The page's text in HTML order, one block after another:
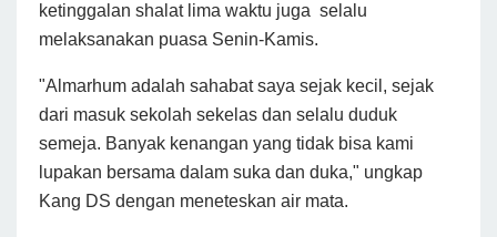
ketinggalan shalat lima waktu juga selalu
melaksanakan puasa Senin-Kamis.
"Almarhum adalah sahabat saya sejak kecil, sejak
dari masuk sekolah sekelas dan selalu duduk
semeja. Banyak kenangan yang tidak bisa kami
lupakan bersama dalam suka dan duka," ungkap
Kang DS dengan meneteskan air mata.